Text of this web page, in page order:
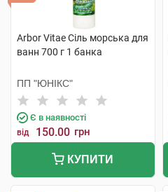
Arbor Vitae Сіль морська для
ванн 700 г 1 банка
ПП "ЮНІКС"
Є в наявності
від 150.00 грн
КУПИТИ